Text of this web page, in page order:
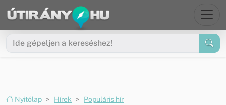
Ugrás a menüre
Ugrás a tartalomra
Nyitólap Hírek
Populáris hír